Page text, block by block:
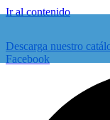
Ir al contenido
Descarga nuestro
Facebook